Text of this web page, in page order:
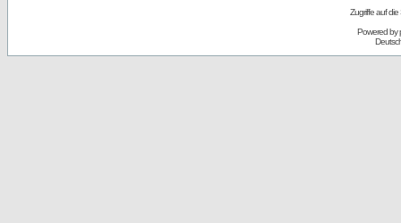
Zugriffe auf
Powered by